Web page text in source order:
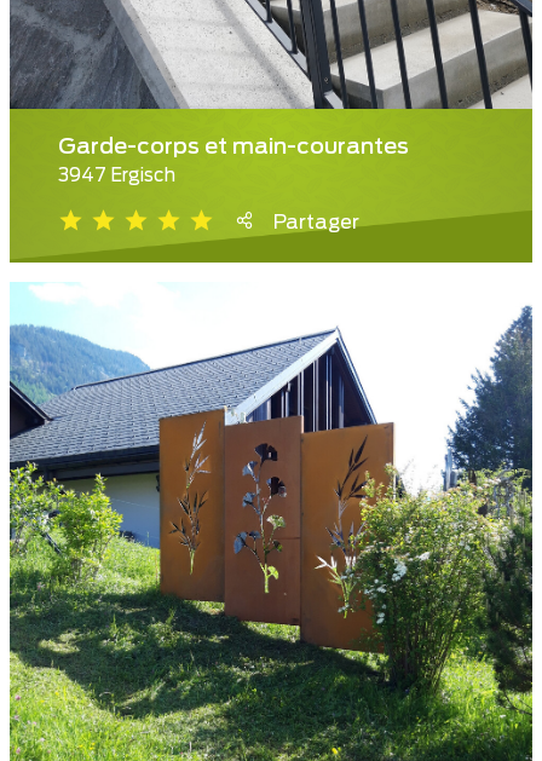
Garde-corps et main-courantes
3947 Ergisch
Partager